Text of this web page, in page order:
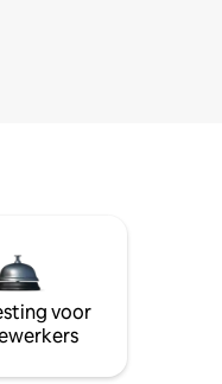
voor